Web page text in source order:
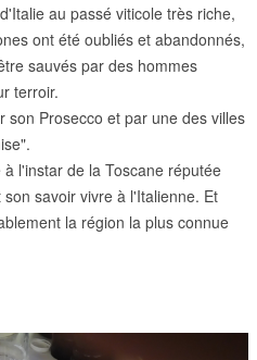
au passé viticole très riche,
ont été oubliés et abandonnés,
sauvés par des hommes
terroir.
son Prosecco et par une des villes
l'instar de la Toscane réputée
savoir vivre à l'Italienne. Et
la région la plus connue